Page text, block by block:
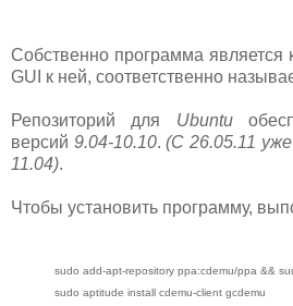
Собственно программа является
GUI к ней, соответственно
Репозиторий для Ubuntu
версий 9.04-10.10.(C 26.05.11
11.04).
Чтобы установить программу,
sudo add-apt-repository ppa:cdemu/ppa &&
sudo aptitude install cdemu-client gcdemu